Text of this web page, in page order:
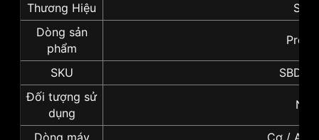
Thương Hiệu
Dòng sản
phẩm
SKU
Đối tượng sử
dụng